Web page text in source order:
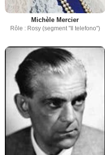
Michèle Mercier
Rôle : Rosy (segment "Il telefono")